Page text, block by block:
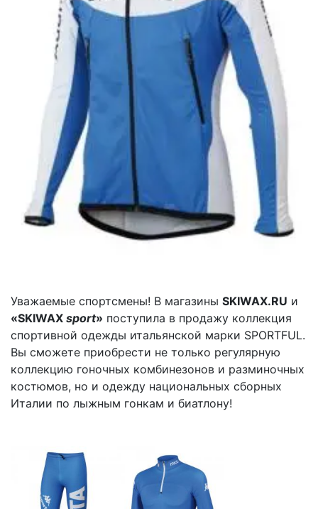
Уважаемые спортсмены! В магазины SKIWAX.RU и
«SKIWAX sport» поступила в продажу коллекция
спортивной одежды итальянской марки SPORTFUL.
Вы сможете приобрести не только регулярную
коллекцию гоночных комбинезонов и разминочных
костюмов, но и одежду национальных сборных
Италии по лыжным гонкам и биатлону!